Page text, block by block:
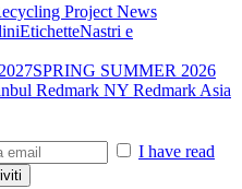
Project News
EtichetteNastri e
SPRING SUMMER 2026
Redmark NY Redmark Asia
I have read